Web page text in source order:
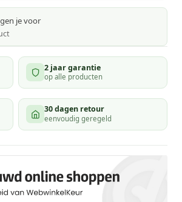
je voor
2 jaar garantie
op alle producten
30 dagen retour
eenvoudig geregeld